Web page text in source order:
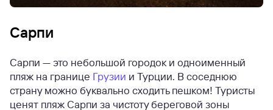
Сарпи
Сарпи — это небольшой городок и одноименный
пляж на границе Грузии и Турции. В соседнюю
страну можно буквально сходить пешком! Туристы
ценят пляж Сарпи за чистоту береговой зоны